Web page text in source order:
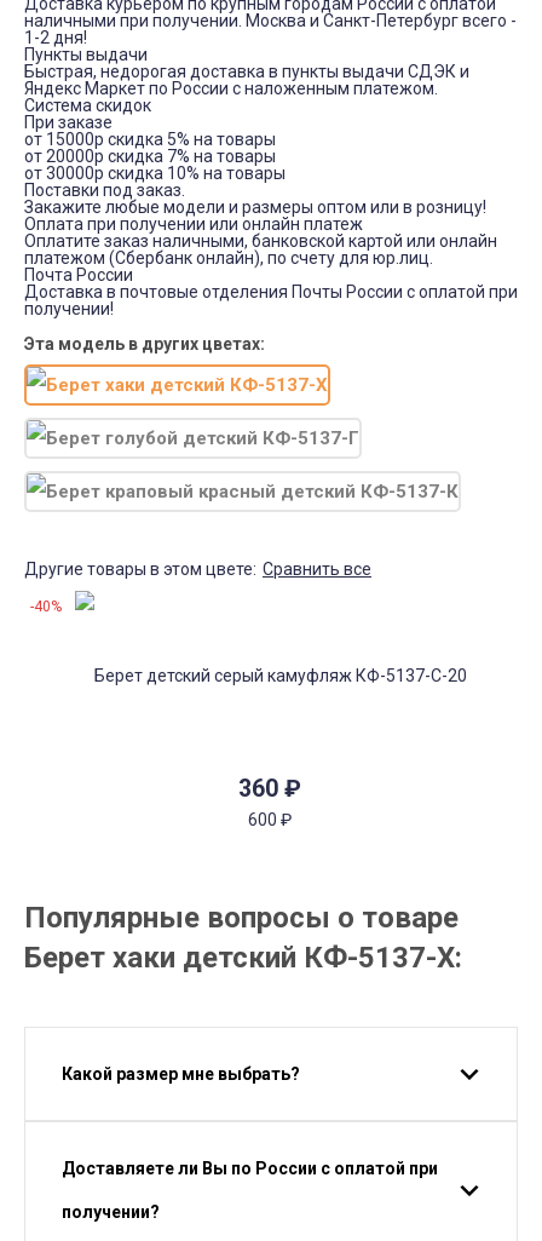
наличными при получении. Москва и Санкт-Петербург всего -
1-2 дня!
Пункты выдачи
Быстрая, недорогая доставка в пункты выдачи СДЭК и
Яндекс Маркет по России с наложенным платежом.
Система скидок
При заказе
от 15000р скидка 5% на товары
от 20000р скидка 7% на товары
от 30000р скидка 10% на товары
Поставки под заказ.
Закажите любые модели и размеры оптом или в розницу!
Оплата при получении или онлайн платеж
Оплатите заказ наличными, банковской картой или онлайн
платежом (Сбербанк онлайн), по счету для юр.лиц.
Почта России
Доставка в почтовые отделения Почты России с оплатой при
получении!
Эта модель в других цветах:
Другие товары в этом цвете: Сравнить все
360 ₽
600 ₽
-40%
Популярные вопросы о товаре
Берет хаки детский КФ-5137-Х:
Какой размер мне выбрать?
Доставляете ли Вы по России с оплатой при
получении?